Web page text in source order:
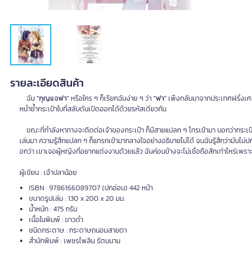
รายละเอียดสินค้า
ฉัน"กุญแจฟา"หรือใคร ๆ ก็เรียกฉันง่าย ๆ ว่า"ฟา"เพิ่งกลับมาจากประเทศฝรั่ง
หนำซ้ำกระเป๋าใบที่สลับดันเปิดออกได้ด้วยรหัสเดียวกัน
ขณะที่กำลังหาทางจะติดต่อเจ้าของกระเป๋า ก็มีสายแปลก ๆ โทรเข้ามา บอกว่ากระ
เล่นมา ความรู้สึกแปลก ๆ ก็แทรกเข้ามากลางใจอย่างอธิบายไม่ได้ จนฉันรู้สึกว่ามัน
อกว่า เขาเจอผู้หญิงที่อยากแต่งงานด้วยแล้ว ฉันค่อนข้างจะไม่เชื่อถือสักเท่าไหร่เพร
ผู้เขียน : เจ้าปลาน้อย
ISBN : 9786166089707 (ปกอ่อน) 442 หน้า
ขนาดรูปเล่ม : 130 x 200 x 20 มม.
น้ำหนัก : 475 กรัม
เนื้อในพิมพ์ : ขาวดำ
ชนิดกระดาษ : กระดาษถนอมสายตา
สำนักพิมพ์ : เพชรไพลิน รัตนนาม